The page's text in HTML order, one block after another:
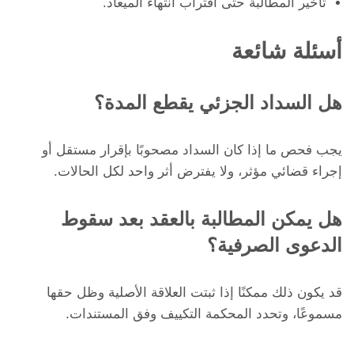
أسئلة شائعة
هل السداد الجزئي يقطع المدة؟
يجب فحص ما إذا كان السداد مصحوبًا بإقرار مستقل أو
إجراء قضائي مؤثر، ولا يفترض أثر واحد لكل الحالات.
هل يمكن المطالبة بالعقد بعد سقوط
الدعوى الصرفية؟
قد يكون ذلك ممكنًا إذا ثبتت العلاقة الأصلية وظل حقها
مسموعًا، وتحدد المحكمة التكييف وفق المستندات.